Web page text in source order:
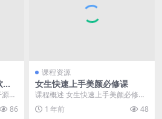
的
86
课程资源
女生快速上手美颜必修课
课程概述 女生快速上手美颜必修课
是一门针对希望快速掌握美妆技巧
的女性设计的课程。...
1 年前 48